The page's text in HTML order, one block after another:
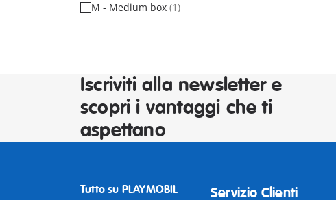
M - Medium box (1)
Iscriviti alla newsletter e
scopri i vantaggi che ti
aspettano
Tutto su PLAYMOBIL Servizio Clienti